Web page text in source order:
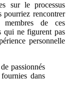
sur le processus
pourriez rencontrer
de ces
qui ne figurent pas
personnelle
passionnés
dans